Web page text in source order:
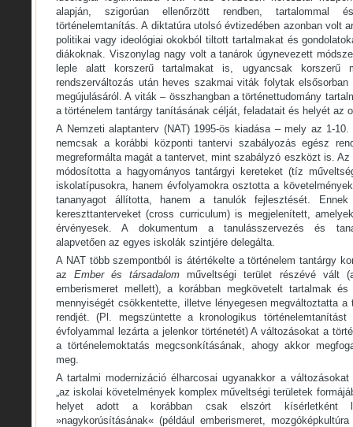
alapján, szigorúan ellenőrzött rendben, tartalommal
történelemtanítás. A diktatúra utolsó évtizedében azonban volt
politikai vagy ideológiai okokból tiltott tartalmakat és
diákoknak. Viszonylag nagy volt a tanárok úgynevezett
leple alatt korszerű tartalmakat is, ugyancsak korszerű
rendszerváltozás után heves szakmai viták folytak
megújulásáról. A viták – összhangban a történettudomány
a történelem tantárgy tanításának célját, feladatait és helyét az
A Nemzeti alaptanterv (NAT) 1995-ös kiadása – mely az 1-
nemcsak a korábbi központi tantervi szabályozás egész
megreformálta magát a tantervet, mint szabályzó eszközt is. Az
módosította a hagyományos tantárgyi kereteket (tíz
iskolatípusokra, hanem évfolyamokra osztotta a
tananyagot állította, hanem a tanulók fejlesztését.
kereszttanterveket (cross curriculum) is megjelenített,
érvényesek. A dokumentum a tanulásszervezés és
alapvetően az egyes iskolák szintjére delegálta.
A NAT több szempontból is átértékelte a történelem tantárgy
azEmber és társadalomműveltségi terület részévé vált
emberismeret mellett), a korábban megkövetelt tartalmak
mennyiségét csökkentette, illetve lényegesen megváltoztatta a
rendjét. (Pl. megszüntette a kronologikus
évfolyammal lezárta a jelenkor történetét) A változásokat a
a történelemoktatás megcsonkításának, ahogy akkor
meg.
A tartalmi modernizáció élharcosai ugyanakkor a
„az iskolai követelmények komplex műveltségi területek
helyet adott a korábban csak elszórt kísérletként
»nagykorúsításának« (például emberismeret,